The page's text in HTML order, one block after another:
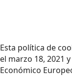
Esta política de
el marzo 18, 2021
Económico